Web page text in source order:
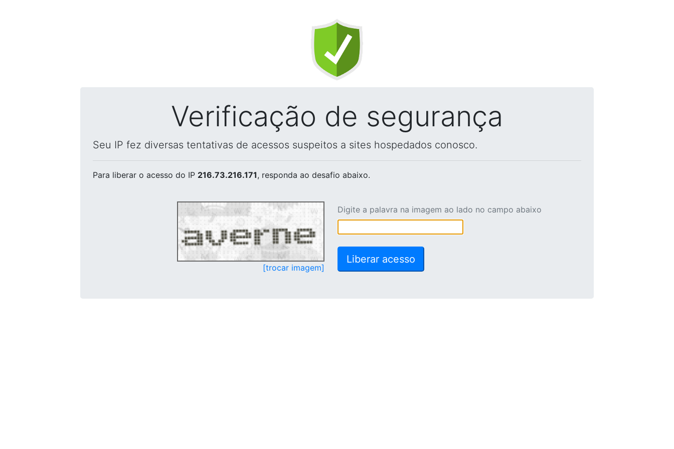
Verificação de segurança
Seu IP fez diversas tentativas de acessos suspeitos a sites hospedados conosco.
Para liberar o acesso do IP 216.73.216.171, responda ao desafio abaixo.
[trocar imagem]
Digite a palavra na imagem ao lado no campo abaixo